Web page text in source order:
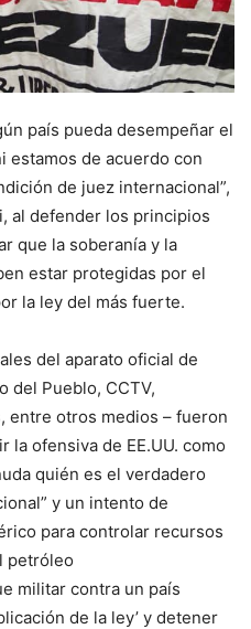
país pueda desempeñar el
estamos de acuerdo con
de juez internacional”,
al defender los principios
que la soberanía y la
estar protegidas por el
la ley del más fuerte.
del aparato oficial de
del Pueblo, CCTV,
entre otros medios – fueron
la ofensiva de EE.UU. como
quién es el verdadero
y un intento de
para controlar recursos
petróleo
militar contra un país
de la ley’ y detener